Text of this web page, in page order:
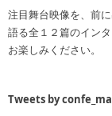
注目舞台映像を、前
語る全１２篇のイン
お楽しみください。
Tweets by